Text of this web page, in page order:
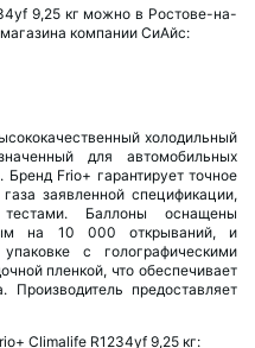
9,25 кг можно в Ростове-на-
компании СиАйс:
холодильный
для автомобильных
Frio+ гарантирует точное
заявленной спецификации,
тестами. Баллоны оснащены
на 10 000 открываний, и
с голографическими
пленкой, что обеспечивает
Производитель предоставляет
Climalife R1234yf 9,25 кг: